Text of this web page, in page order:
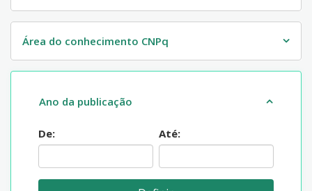
Área do conhecimento CNPq
Ano da publicação
De: Até: